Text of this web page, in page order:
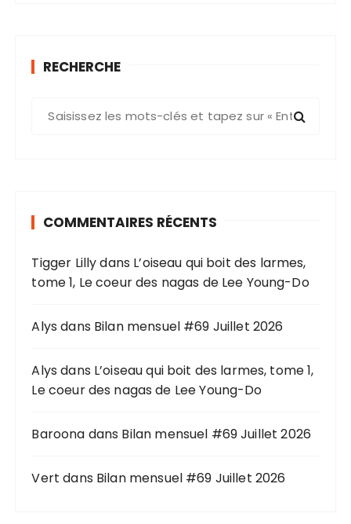
RECHERCHE
e
p
u
:
COMMENTAIRES RÉCENTS
Tigger Lillydans L’oiseau qui boit des larmes,
tome 1, Le coeur des nagas de Lee Young-Do
Alys dans Bilan mensuel #69 Juillet 2026
Alys dans L’oiseau qui boit des larmes, tome 1,
Le coeur des nagas de Lee Young-Do
Baroona dans Bilan mensuel #69 Juillet 2026
Vert dans Bilan mensuel #69 Juillet 2026